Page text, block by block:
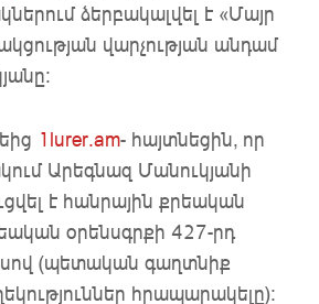
ձերբակալվել է «Մայր
վարչության անդամ
1lurer.am- հայտնեցին, որ
Արեգնազ Մանուկյանի
է հանրային քրեական
օրենսգրքի 427-րդ
(պետական գաղտնիք
հրապարակելը):